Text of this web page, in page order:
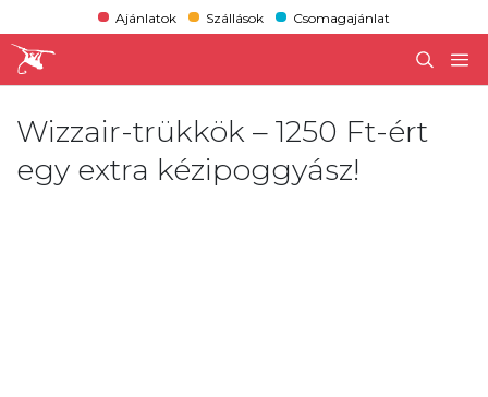
Ajánlatok Szállások Csomagajánlat
Wizzair-trükkök – 1250 Ft-ért
egy extra kézipoggyász!